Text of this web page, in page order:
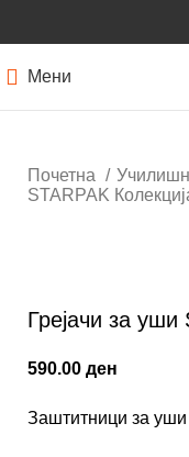
Мени
Почетна
STARPAK
Грејачи за уши
590.00 ден
Заштитници за уши